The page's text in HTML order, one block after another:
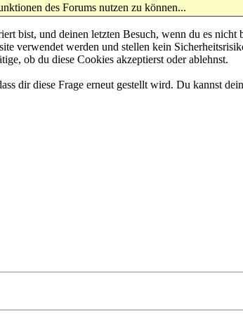
des Forums nutzen zu können...
bist, und deinen letzten Besuch, wenn du es
verwendet werden und stellen kein
ob du diese Cookies akzeptierst oder ablehnst.
dir diese Frage erneut gestellt wird. Du kannst